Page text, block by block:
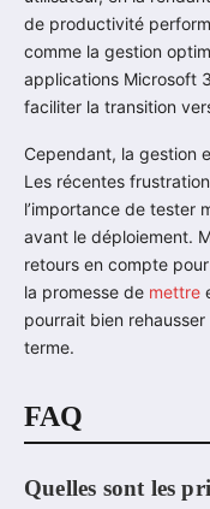
de productivité
comme la gestion
applications Microsoft
faciliter la transition
Cependant, la gestion
Les récentes
l’importance de tester
avant le déploiement.
retours en compte
la promesse de mettre
pourrait bien
terme.
FAQ
Quelles sont les